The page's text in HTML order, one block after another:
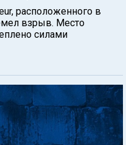
расположенного в
взрыв. Место
силами